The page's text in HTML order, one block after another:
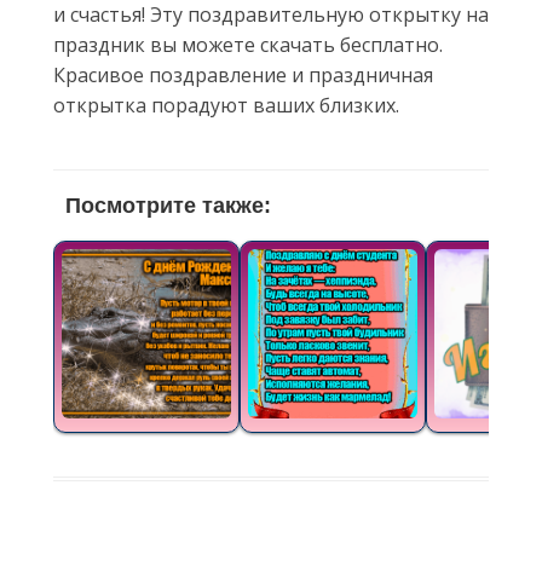
и счастья! Эту поздравительную открытку на
праздник вы можете скачать бесплатно.
Красивое поздравление и праздничная
открытка порадуют ваших близких.
Посмотрите также: